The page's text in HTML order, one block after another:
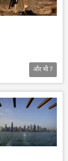
और भी7